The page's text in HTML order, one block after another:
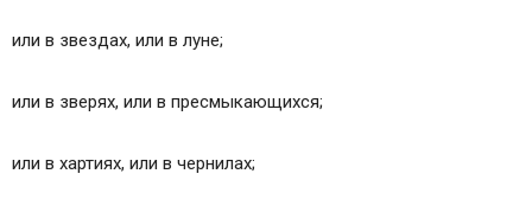
или в звездах, или в луне;
или в зверях, или в пресмыкающихся;
или в хартиях, или в чернилах;